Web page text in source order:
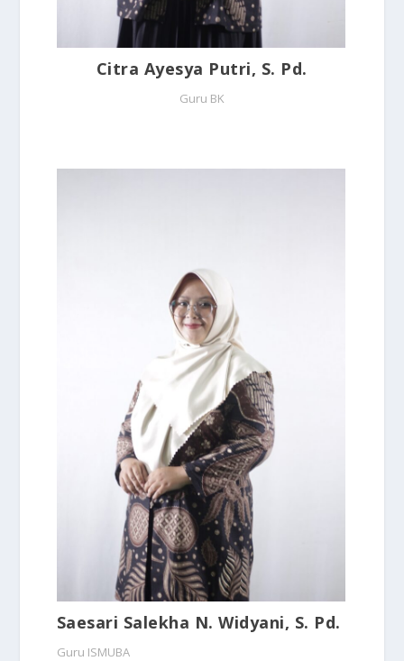
Citra Ayesya Putri, S. Pd.
Guru BK
Saesari Salekha N. Widyani, S. Pd.
Guru ISMUBA